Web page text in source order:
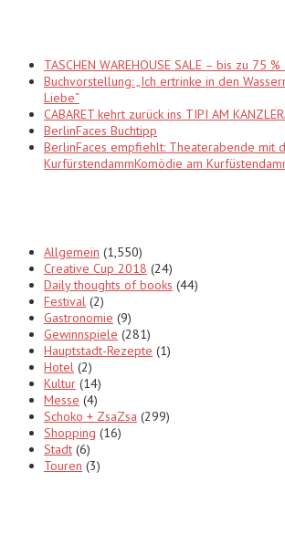
TASCHEN WAREHOUSE SALE – bis zu 75
Buchvorstellung: „Ich ertrinke in den
Liebe“
CABARET kehrt zurück ins TIPI AM
BerlinFaces Buchtipp
BerlinFaces empfiehlt: Theaterabende mit
KurfürstendammKomödie am
Allgemein (1,550)
Creative Cup 2018 (24)
Daily thoughts of books (44)
Festival (2)
Gastronomie (9)
Gewinnspiele (281)
Hauptstadt-Rezepte (1)
Hotel (2)
Kultur (14)
Messe (4)
Schoko + ZsaZsa (299)
Shopping (16)
Stadt (6)
Touren (3)